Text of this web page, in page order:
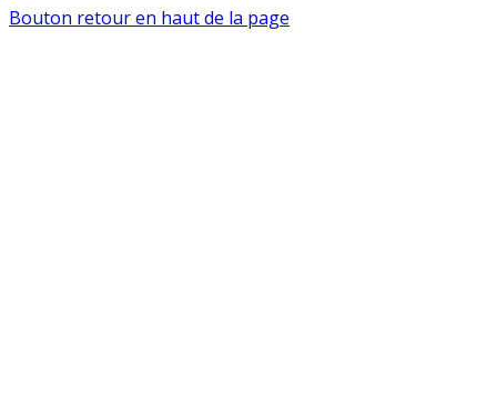
Bouton retour en haut de la page